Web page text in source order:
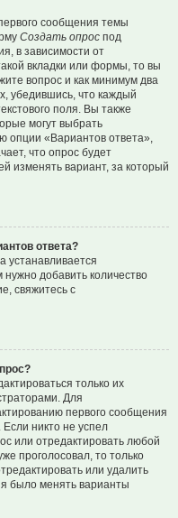
сообщения темы
Создать опрос под
в зависимости от
вкладки или формы, то вы
вопрос и как минимум два
убедившись, что каждый
поля. Вы также
могут выбрать
опции «Вариантов ответа»,
что опрос будет
изменять вариант, за который
ответа?
устанавливается
добавить количество
свяжитесь с
только их
Для
первого сообщения
никто не успел
или отредактировать любой
проголосовал, то только
или удалить
было менять варианты